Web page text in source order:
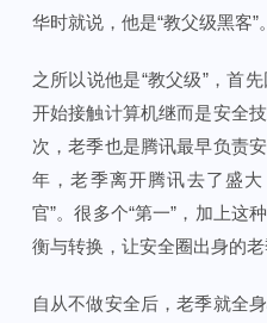
华时就说，他是“教父级黑客”。
之所以说他是“教父级”，首
开始接触计算机继而是安全
次，老季也是腾讯最早负责
年，老季离开腾讯去了盛
官”。很多个“第一”，加上这
衡与转换，让安全圈出身的老
自从不做安全后，老季就全